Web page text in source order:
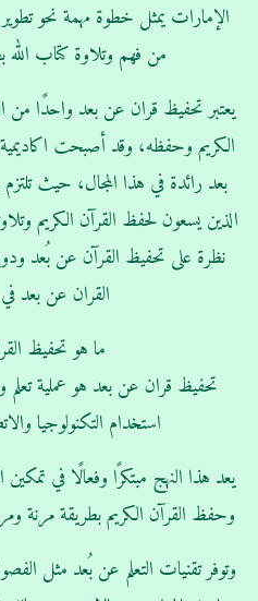
الإمارات يمثل خطوة مهمة نحو تطوير
من فهم وتلاوة كتاب
يعتبر تحفيظ قران عن بعد واحدًا من
الكريم وحفظه، وقد أصبحت
بعد رائدة في هذا المجال، حيث
الذين يسعون لحفظ القرآن الكريم
نظرة على تحفيظ القرآن عن بُعد
القران عن بعد
ما هو تحفيظ
تحفيظ قران عن بعد هو عملية
استخدام التكنولوجيا
يعد هذا النهج مبتكرًا وفعالًا في تمكين
وحفظ القرآن الكريم بطريقة مرنة
وتوفر تقنيات التعلم عن بُعد مثل